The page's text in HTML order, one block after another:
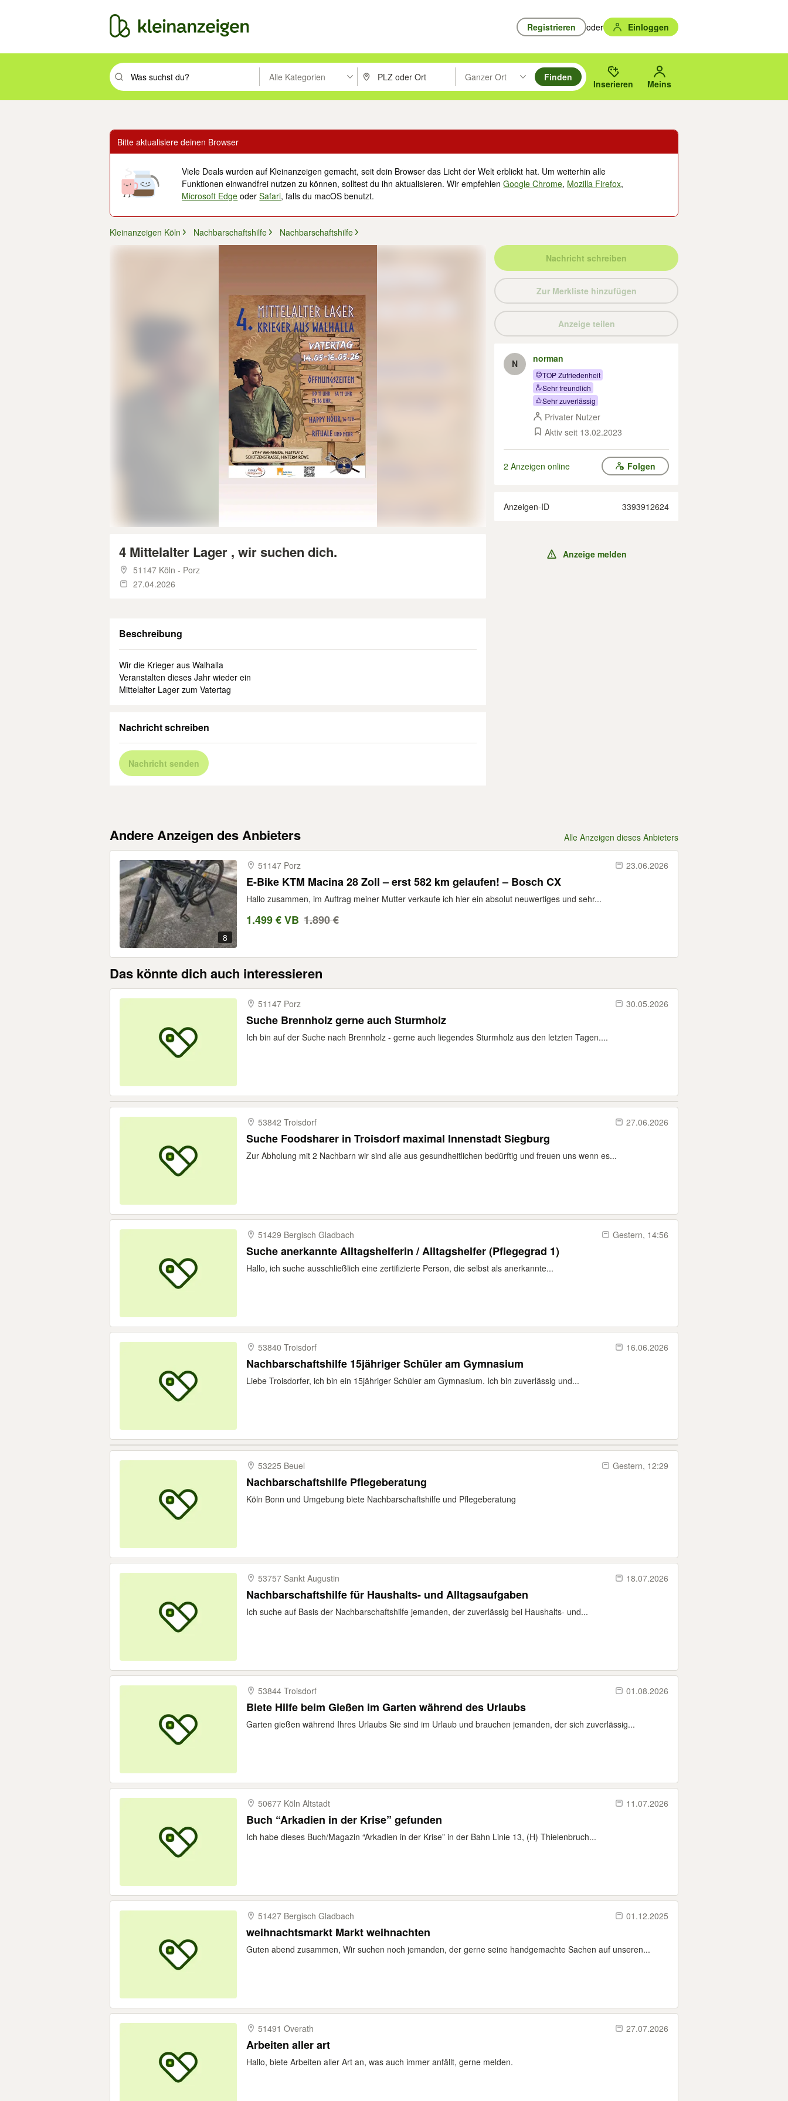
Registrieren oder Einloggen
Suchbegriff eingeben. Eingabetaste drücken um zu suchen, oder Vorschläge mit den Pfeiltasten nach oben/unten durchsuchen und mit Eingabetaste auswählen.
Alle Kategorien PLZ oder Ort eingeben. Eingabetaste drücken um zu suchen, oder Vorschläge mit den Pfeiltasten nach oben/
Ganzer Ort
Suche im Umkreis des gewählten Orts oder PLZ.
Finden
Inserieren Meins
Bitte aktualisiere deinen Browser
Viele Deals wurden auf Kleinanzeigen gemacht, seit dein Browser das Licht der Welt erblickt hat. Um weiterhin alle
Funktionen einwandfrei nutzen zu können, solltest du ihn aktualisieren. Wir empfehlenGoogle Chrome, Mozilla Firefox,
Microsoft Edge oderSafari, falls du macOS benutzt.
Kleinanzeigen Köln Nachbarschaftshilfe Nachbarschaftshilfe
4 Mittelalter Lager , wir suchen dich.
51147 Köln - Porz
27.04.2026
Beschreibung
Wir die Krieger aus Walhalla
Veranstalten dieses Jahr wieder ein
Mittelalter Lager zum Vatertag
Nachricht schreiben
Nachricht senden
Nachricht schreiben
Zur Merkliste hinzufügen
Anzeige teilen
N norman
TOP Zufriedenheit
Sehr freundlich
Sehr zuverlässig
Privater Nutzer
Aktiv seit 13.02.2023
2 Anzeigen online Folgen
Anzeigen-ID 3393912624
Anzeige melden
Andere Anzeigen des Anbieters Alle Anzeigen dieses Anbieters
8
51147 Porz 23.06.2026
E-Bike KTM Macina 28 Zoll – erst 582 km gelaufen! – Bosch CX
Hallo zusammen, im Auftrag meiner Mutter verkaufe ich hier ein absolut neuwertiges und sehr...
1.499 € VB 1.890 €
Das könnte dich auch interessieren
51147 Porz 30.05.2026
Suche Brennholz gerne auch Sturmholz
Ich bin auf der Suche nach Brennholz - gerne auch liegendes Sturmholz aus den letzten Tagen....
53842 Troisdorf 27.06.2026
Suche Foodsharer in Troisdorf maximal Innenstadt Siegburg
Zur Abholung mit 2 Nachbarn wir sind alle aus gesundheitlichen bedürftig und freuen uns wenn es...
51429 Bergisch Gladbach Gestern, 14:56
Suche anerkannte Alltagshelferin / Alltagshelfer (Pflegegrad 1)
Hallo, ich suche ausschließlich eine zertifizierte Person, die selbst als anerkannte...
53840 Troisdorf 16.06.2026
Nachbarschaftshilfe 15jähriger Schüler am Gymnasium
Liebe Troisdorfer, ich bin ein 15jähriger Schüler am Gymnasium. Ich bin zuverlässig und...
53225 Beuel Gestern, 12:29
Nachbarschaftshilfe Pflegeberatung
Köln Bonn und Umgebung biete Nachbarschaftshilfe und Pflegeberatung
53757 Sankt Augustin 18.07.2026
Nachbarschaftshilfe für Haushalts- und Alltagsaufgaben
Ich suche auf Basis der Nachbarschaftshilfe jemanden, der zuverlässig bei Haushalts- und...
53844 Troisdorf 01.08.2026
Biete Hilfe beim Gießen im Garten während des Urlaubs
Garten gießen während Ihres Urlaubs Sie sind im Urlaub und brauchen jemanden, der sich zuverlässig...
50677 Köln Altstadt 11.07.2026
Buch “Arkadien in der Krise” gefunden
Ich habe dieses Buch/Magazin “Arkadien in der Krise” in der Bahn Linie 13, (H) Thielenbruch...
51427 Bergisch Gladbach 01.12.2025
weihnachtsmarkt Markt weihnachten
Guten abend zusammen, Wir suchen noch jemanden, der gerne seine handgemachte Sachen auf unseren...
51491 Overath 27.07.2026
Arbeiten aller art
Hallo, biete Arbeiten aller Art an, was auch immer anfällt, gerne melden.